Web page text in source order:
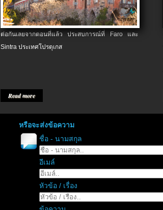
ต่อกันเลยจากตอนที่แล้ว ประสบการณ์ที่ Faro และ
Sintra ประเทศโปรตุเกส
Read more
หรือจะส่งข้อความ
ชื่อ - นามสกุล
อีเมล์
หัวข้อ / เรื่อง